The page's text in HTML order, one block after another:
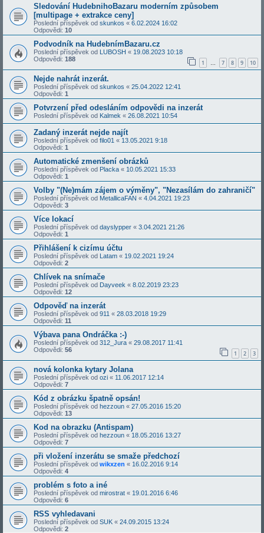
Sledování HudebnihoBazaru moderním způsobem
[multipage + extrakce ceny]
Poslední příspěvek od skunkos « 6.02.2024 16:02
Odpovědi: 10
Podvodník na HudebnímBazaru.cz
Poslední příspěvek od LUBOSH « 19.08.2023 10:18
Odpovědi: 188 1 … 7 8 9 10
Nejde nahrát inzerát.
Poslední příspěvek od skunkos « 25.04.2022 12:41
Odpovědi: 1
Potvrzení před odesláním odpovědi na inzerát
Poslední příspěvek od Kalmek « 26.08.2021 10:54
Zadaný inzerát nejde najít
Poslední příspěvek od filo01 « 13.05.2021 9:18
Odpovědi: 1
Automatické zmenšení obrázků
Poslední příspěvek od Placka « 10.05.2021 15:33
Odpovědi: 1
Volby "(Ne)mám zájem o výměny", "Nezasílám do zahraničí"
Poslední příspěvek od MetallicaFAN « 4.04.2021 19:23
Odpovědi: 3
Více lokací
Poslední příspěvek od dayslypper « 3.04.2021 21:26
Odpovědi: 1
Přihlášení k cizímu účtu
Poslední příspěvek od Latam « 19.02.2021 19:24
Odpovědi: 2
Chlívek na snímače
Poslední příspěvek od Dayveek « 8.02.2019 23:23
Odpovědi: 12
Odpověď na inzerát
Poslední příspěvek od 911 « 28.03.2018 19:29
Odpovědi: 11
Výbava pana Ondráčka :-)
Poslední příspěvek od 312_Jura « 29.08.2017 11:41
Odpovědi: 56 1 2 3
nová kolonka kytary Jolana
Poslední příspěvek od ozi « 11.06.2017 12:14
Odpovědi: 7
Kód z obrázku špatně opsán!
Poslední příspěvek od hezzoun « 27.05.2016 15:20
Odpovědi: 13
Kod na obrazku (Antispam)
Poslední příspěvek od hezzoun « 18.05.2016 13:27
Odpovědi: 7
při vložení inzerátu se smaže předchozí
Poslední příspěvek od wikxzen « 16.02.2016 9:14
Odpovědi: 4
problém s foto a iné
Poslední příspěvek od mirostrat « 19.01.2016 6:46
Odpovědi: 6
RSS vyhledavani
Poslední příspěvek od SUK « 24.09.2015 13:24
Odpovědi: 2